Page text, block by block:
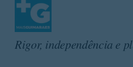
Rigor, independência e